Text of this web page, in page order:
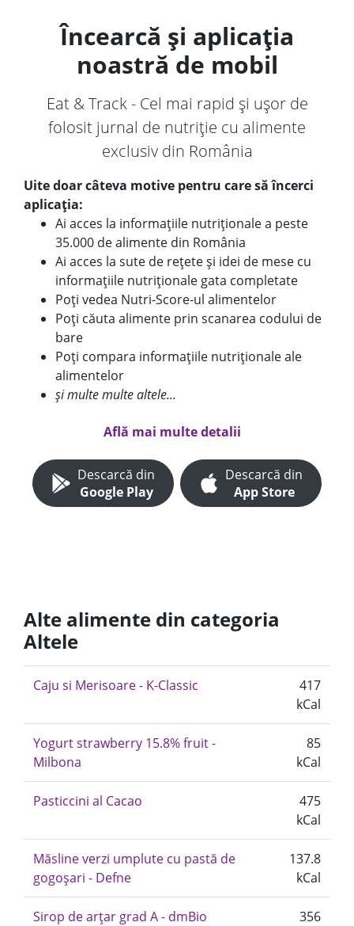
Încearcă și aplicația
noastră de mobil
Eat & Track - Cel mai rapid și ușor de
folosit jurnal de nutriție cu alimente
exclusiv din România
Uite doar câteva motive pentru care să încerci
aplicația:
Ai acces la informațiile nutriționale a peste
35.000 de alimente din România
Ai acces la sute de rețete și idei de mese cu
informațiile nutriționale gata completate
Poți vedea Nutri-Score-ul alimentelor
Poți căuta alimente prin scanarea codului de
bare
Poți compara informațiile nutriționale ale
alimentelor
și multe multe altele...
Află mai multe detalii
Descarcă din
Google Play
Descarcă din
App Store
Alte alimente din categoria
Altele
Caju si Merisoare - K-Classic
417
kCal
Yogurt strawberry 15.8% fruit -
Milbona
85
kCal
Pasticcini al Cacao
475
kCal
Măsline verzi umplute cu pastă de
gogoșari - Defne
137.8
kCal
Sirop de arțar grad A - dmBio
356